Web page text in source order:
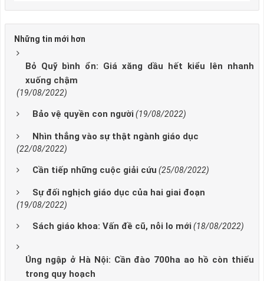
Những tin mới hơn
Bỏ Quỹ bình ổn: Giá xăng dầu hết kiểu lên nhanh
xuống chậm
(19/08/2022)
Bảo vệ quyền con người (19/08/2022)
Nhìn thẳng vào sự thật ngành giáo dục
(22/08/2022)
Cần tiếp những cuộc giải cứu (25/08/2022)
Sự đối nghịch giáo dục của hai giai đoạn
(19/08/2022)
Sách giáo khoa: Vấn đề cũ, nỗi lo mới (18/08/2022)
Úng ngập ở Hà Nội: Cần đào 700ha ao hồ còn thiếu
trong quy hoạch